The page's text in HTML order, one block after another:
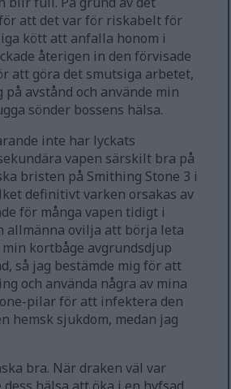
att det var för riskabelt för
kött att anfalla honom i
återigen in den förvisade
att göra det smutsiga arbetet,
på avstånd och använde min
sönder bossens hälsa.
inte har lyckats
vapen särskilt bra på
bristen på Smithing Stone 3 i
definitivt varken orsakas av
för många vapen tidigt i
allmänna ovilja att börja leta
kortbåge avgrundsdjup
så jag bestämde mig för att
och använda några av mina
pilar för att infektera den
hemsk sjukdom, medan jag
bra. När draken väl var